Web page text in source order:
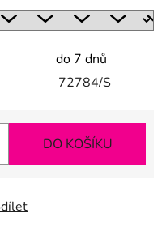
do 7 dnů
72784/S
DO KOŠÍKU